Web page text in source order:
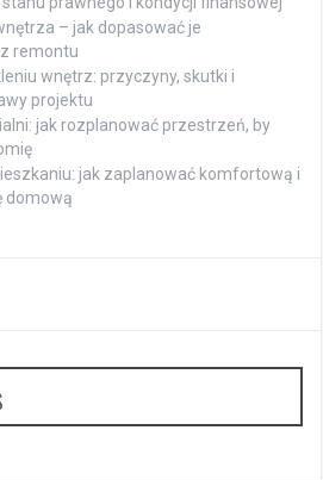
– jak dopasować je
remontu
wnętrz: przyczyny, skutki i
projektu
jak rozplanować przestrzeń, by
jak zaplanować komfortową i
domową